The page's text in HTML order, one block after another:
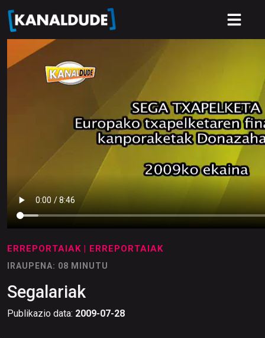
ERREPORTAIAK | ERREPORTAIAK
IRAUPENA: 08 MINUTU
Segalariak
Publikazio data: 2009-07-28